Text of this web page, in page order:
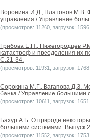
Воронина И.Д., Платонов М.В.
управления / Управление
(просмотров: 11260, загрузок:
Грибова Е.Н., Нижегородцев
катастроф и преодоления их
С.21-34.
(просмотров: 11931, загрузок:
Сорокина М.Г., Вагапова Д.З.
банка / Управление большими
(просмотров: 10611, загрузок:
Бахур А.Б. О природе
большими системами. Выпуск
(просмотров: 11552, загрузок: